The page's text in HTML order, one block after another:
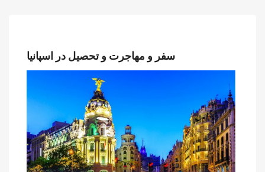
سفر و مهاجرت و تحصیل در اسپانیا